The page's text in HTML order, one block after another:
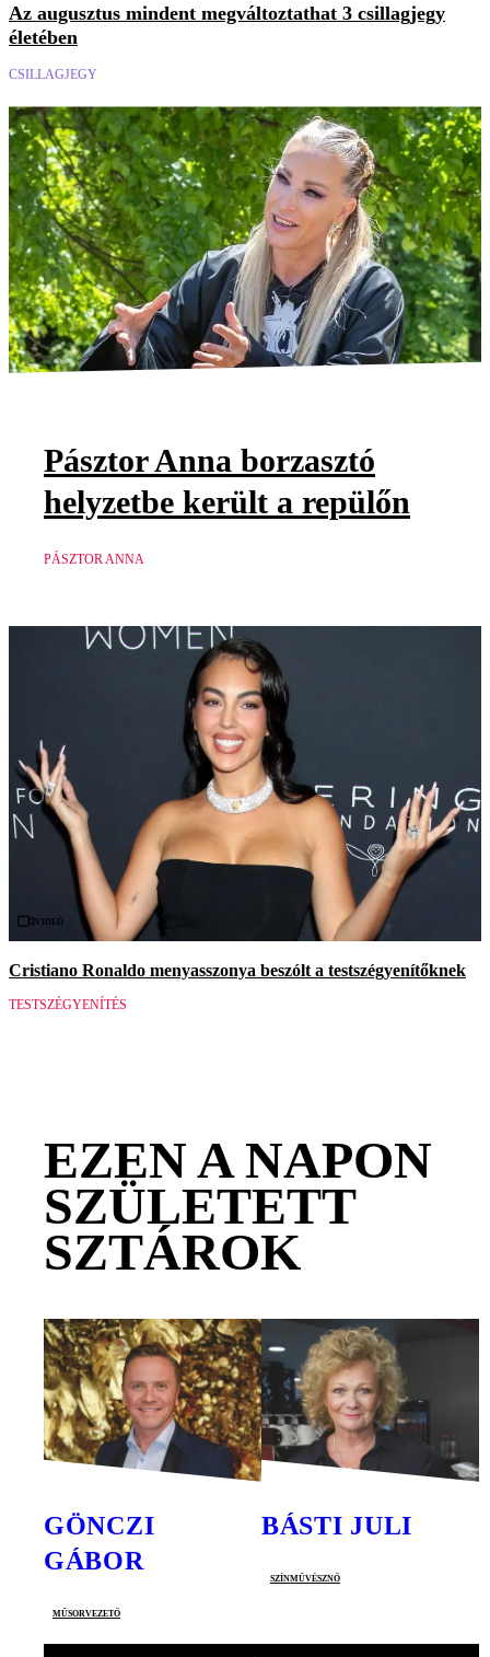
Az augusztus mindent megváltoztathat 3 csillagjegy
életében
CSILLAGJEGY
Pásztor Anna borzasztó
helyzetbe került a repülőn
PÁSZTOR ANNA
Videó
Cristiano Ronaldo menyasszonya beszólt a testszégyenítőknek
TESTSZÉGYENÍTÉS
EZEN A NAPON
SZÜLETETT
SZTÁROK
GÖNCZI
GÁBOR
műsorvezető
BÁSTI JULI
színművésznő